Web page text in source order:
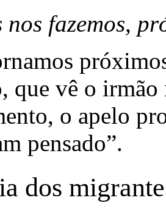
nos fazemos,
que vê o
o apelo
pensado”.
dos